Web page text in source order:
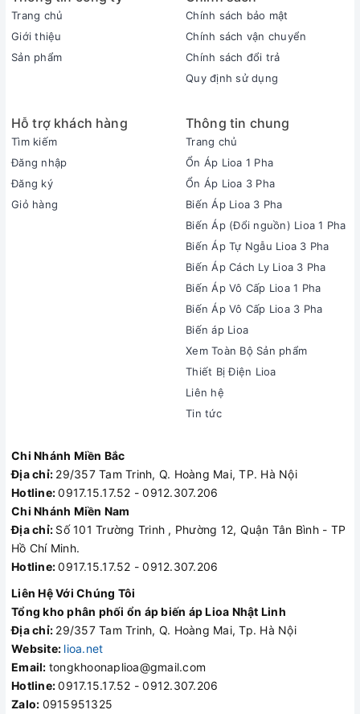
Trang chủ
Giới thiệu
Sản phẩm
Chính sách bảo mật
Chính sách vận chuyển
Chính sách đổi trả
Quy định sử dụng
Hỗ trợ khách hàng
Tìm kiếm
Đăng nhập
Đăng ký
Giỏ hàng
Thông tin chung
Trang chủ
Ổn Áp Lioa 1 Pha
Ổn Áp Lioa 3 Pha
Biến Áp Lioa 3 Pha
Biến Áp (Đổi nguồn) Lioa 1 Pha
Biến Áp Tự Ngẫu Lioa 3 Pha
Biến Áp Cách Ly Lioa 3 Pha
Biến Áp Vô Cấp Lioa 1 Pha
Biến Áp Vô Cấp Lioa 3 Pha
Biến áp Lioa
Xem Toàn Bộ Sản phẩm
Thiết Bị Điện Lioa
Liên hệ
Tin tức
Chi Nhánh Miền Bắc
Địa chỉ: 29/357 Tam Trinh, Q. Hoàng Mai, TP. Hà Nội
Hotline:0917.15.17.52 - 0912.307.206
Chi Nhánh Miền Nam
Địa chỉ: Số 101 Trường Trinh , Phường 12, Quận Tân Bình - TP
Hồ Chí Minh.
Hotline:0917.15.17.52 - 0912.307.206
Liên Hệ Với Chúng Tôi
Tổng kho phân phối ổn áp biến áp Lioa Nhật Linh
Địa chỉ: 29/357 Tam Trinh, Q. Hoàng Mai, Tp. Hà Nội
Website: lioa.net
Email: tongkhoonaplioa@gmail.com
Hotline:0917.15.17.52 - 0912.307.206
Zalo: 0915951325